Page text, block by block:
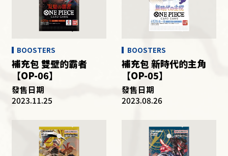
BOOSTERS
補充包 雙壁的霸者
【OP-06】
發售日期
2023.11.25
BOOSTERS
補充包 新時代的主角
【OP-05】
發售日期
2023.08.26